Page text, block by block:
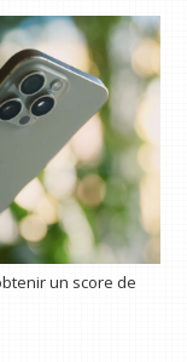
un score de